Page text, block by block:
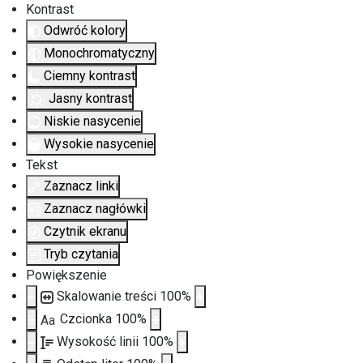
Kontrast
Odwróć kolory
Monochromatyczny
Ciemny kontrast
Jasny kontrast
Niskie nasycenie
Wysokie nasycenie
Tekst
Zaznacz linki
Zaznacz nagłówki
Czytnik ekranu
Tryb czytania
Powiększenie
Skalowanie treści 100%
Aa Czcionka 100%
Wysokość linii 100%